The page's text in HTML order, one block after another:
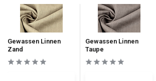
Gewassen Linnen
Zand
Gewassen Linnen
Taupe